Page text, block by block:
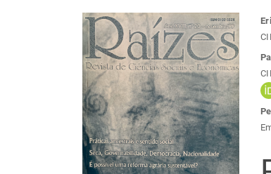
Barra
lateral
de
artigos